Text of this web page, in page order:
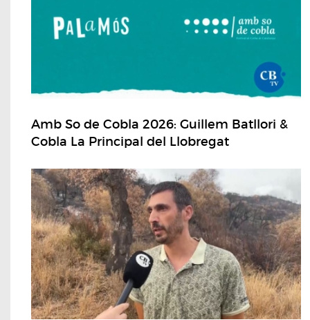
Amb So de Cobla 2026: Guillem Batllori &
Cobla La Principal del Llobregat